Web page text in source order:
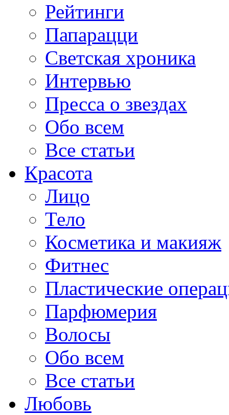
Рейтинги
Папарацци
Светская хроника
Интервью
Пресса о звездах
Обо всем
Все статьи
Красота
Лицо
Тело
Косметика и макияж
Фитнес
Пластические
Парфюмерия
Волосы
Обо всем
Все статьи
Любовь